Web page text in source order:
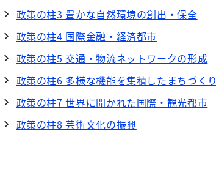
政策の柱3 豊かな自然環境の創出・保全
政策の柱4 国際金融・経済都市
政策の柱5 交通・物流ネットワークの形成
政策の柱6 多様な機能を集積したまちづくり
政策の柱7 世界に開かれた国際・観光都市
政策の柱8 芸術文化の振興